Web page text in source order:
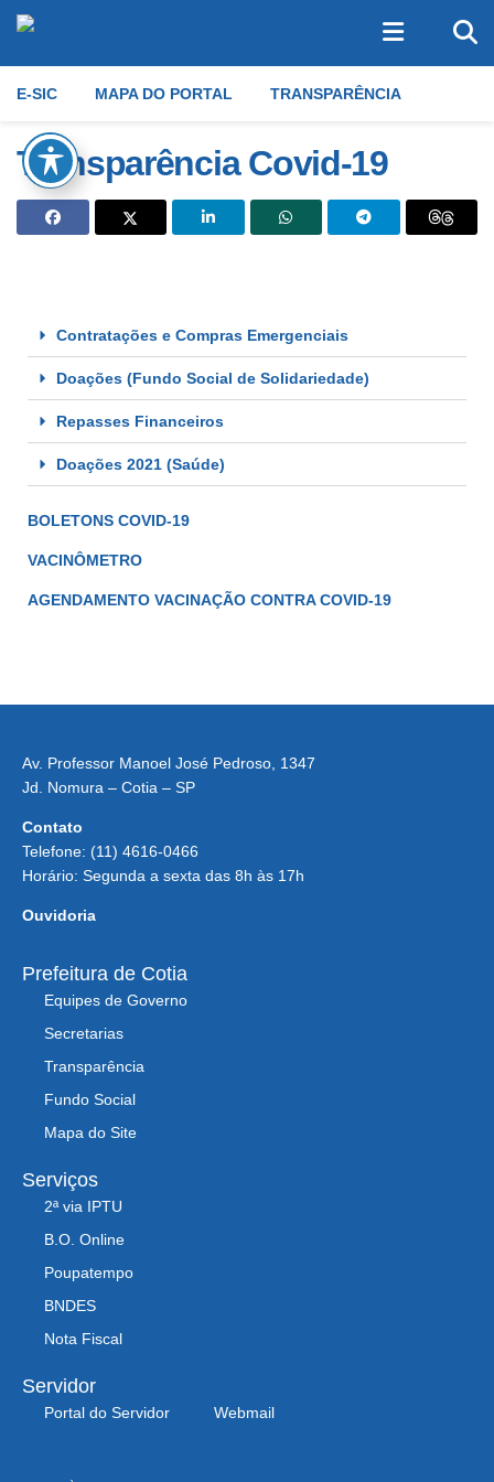
E-SIC MAPA DO PORTAL TRANSPARÊNCIA
Transparência Covid-19
Contratações e Compras Emergenciais
Doações (Fundo Social de Solidariedade)
Repasses Financeiros
Doações 2021 (Saúde)
BOLETONS COVID-19
VACINÔMETRO
AGENDAMENTO VACINAÇÃO CONTRA COVID-19
Av. Professor Manoel José Pedroso, 1347
Jd. Nomura – Cotia – SP
Contato
Telefone: (11) 4616-0466
Horário: Segunda a sexta das 8h às 17h
Ouvidoria
Prefeitura de Cotia
Equipes de Governo
Secretarias
Transparência
Fundo Social
Mapa do Site
Serviços
2ª via IPTU
B.O. Online
Poupatempo
BNDES
Nota Fiscal
Servidor
Portal do Servidor Webmail